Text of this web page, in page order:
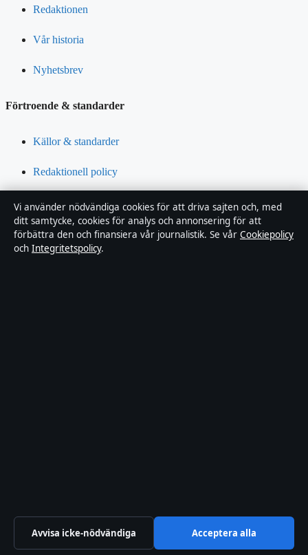
Redaktionen
Vår historia
Nyhetsbrev
Förtroende & standarder
Källor & standarder
Redaktionell policy
Rättelsepolicy
Tillgänglighetsredogörelse
Vi använder nödvändiga cookies för att driva sajten och, med
ditt samtycke, cookies för analys och annonsering för att
förbättra den och finansiera vår journalistik. Se vår Cookiepolicy
och Integritetspolicy.
Avvisa icke-nödvändiga Acceptera alla